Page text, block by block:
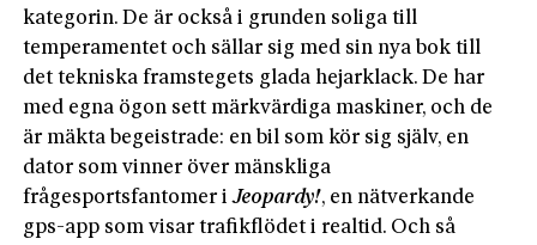
kategorin. De är också i grunden soliga till
temperamentet och sällar sig med sin nya bok till
det tekniska framstegets glada hejarklack. De har
med egna ögon sett märkvärdiga maskiner, och de
är mäkta begeistrade: en bil som kör sig själv, en
dator som vinner över mänskliga
frågesportsfantomer iJeopardy!, en nätverkande
gps-app som visar trafikflödet i realtid. Och så